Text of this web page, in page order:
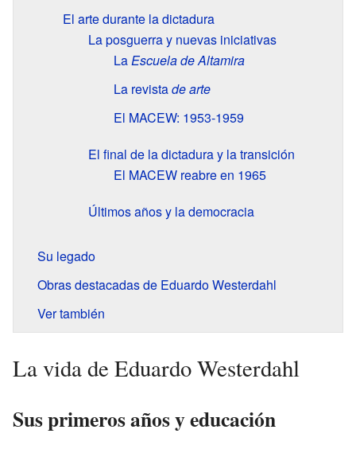
El arte durante la dictadura
La posguerra y nuevas iniciativas
LaEscuela de Altamira
La revistade arte
El MACEW: 1953-1959
El final de la dictadura y la transición
El MACEW reabre en 1965
Últimos años y la democracia
Su legado
Obras destacadas de Eduardo Westerdahl
Ver también
La vida de Eduardo Westerdahl
Sus primeros años y educación